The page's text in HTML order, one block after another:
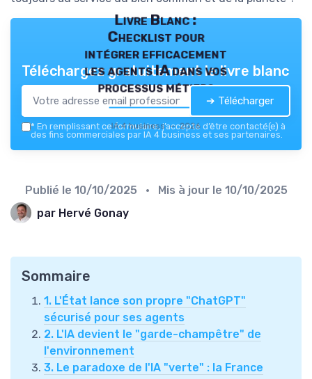
Livre Blanc :
Checklist pour
intégrer efficacement
les agents IA dans vos
processus métiers
IA 4 business — 2026
Téléchargez gratuitement le livre blanc
➔ Télécharger
* En remplissant ce formulaire, j’accepte d’être contacté(e) à
des fins commerciales par IA 4 business et ses partenaires.
Publié le 10/10/2025 • Mis à jour le 10/10/2025
par Hervé Gonay
Sommaire
1. L'État lance son propre "ChatGPT"
sécurisé pour ses agents
2. L'IA devient le "garde-champêtre" de
l'environnement
3. Le paradoxe de l'IA "verte" : la France